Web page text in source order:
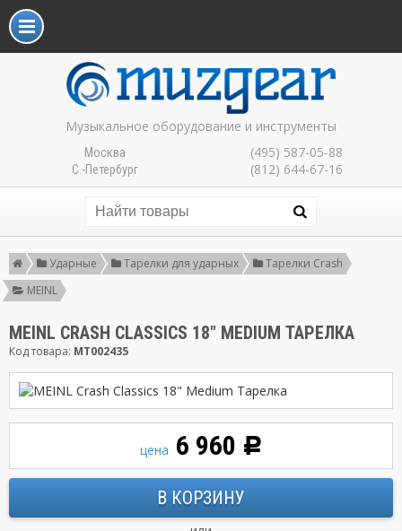
Музыкальное оборудование и инструменты
Москва (495) 587-05-88
С.-Петербург (812) 644-67-16
Ударные Тарелки для ударных
Тарелки Crash
MEINL
MEINL CRASH CLASSICS 18" MEDIUM ТАРЕЛКА
Код товара: MT002435
цена 6 960 Р